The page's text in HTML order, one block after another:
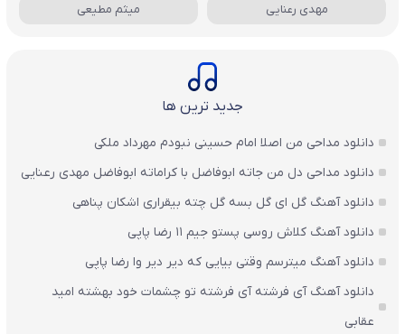
مهدی رعنایی میثم مطیعی
جدید ترین ها
دانلود مداحی من اصلا امام حسینی نبودم مهرداد ملکی
دانلود مداحی دل من جاته ابوفاضل با کراماته ابوفاضل مهدی رعنایی
دانلود آهنگ گل ای گل بسه گل چته بیقراری اشکان پناهی
دانلود آهنگ کلاش روسی پستو جیم ۱۱ رضا پاپی
دانلود آهنگ میترسم وقتی بیایی که دیر دیر وا رضا پاپی
دانلود آهنگ آی فرشته آی فرشته تو چشمات خود بهشته امید
عقابی